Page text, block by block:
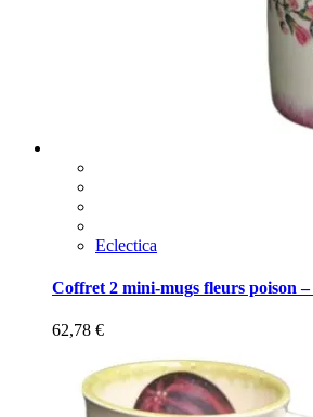
Eclectica
Coffret 2 mini-mugs fleurs poison –
62,78 €